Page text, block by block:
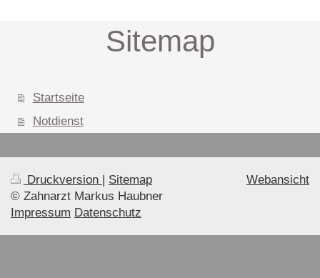
Sitemap
Startseite
Notdienst
Druckversion | Sitemap
© Zahnarzt Markus Haubner
Impressum Datenschutz
Webansicht